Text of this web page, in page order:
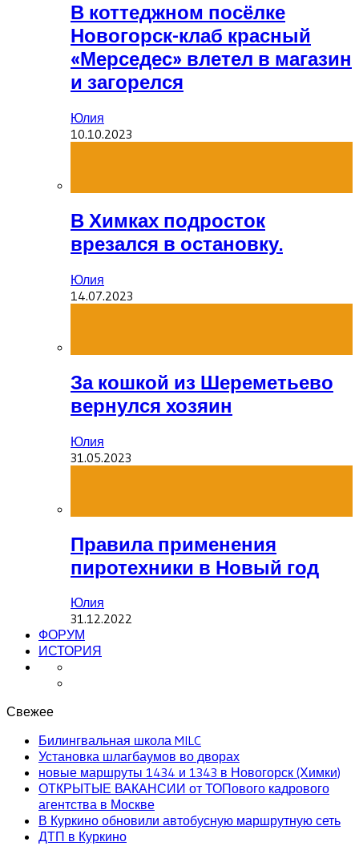
В коттеджном посёлке
Новогорск-клаб красный
«Мерседес» влетел в магазин
и загорелся
Юлия
10.10.2023
В Химках подросток
врезался в остановку.
Юлия
14.07.2023
За кошкой из Шереметьево
вернулся хозяин
Юлия
31.05.2023
Правила применения
пиротехники в Новый год
Юлия
31.12.2022
ФОРУМ
ИСТОРИЯ
Свежее
Билингвальная школа MILC
Установка шлагбаумов во дворах
новые маршруты 1434 и 1343 в Новогорск (Химки)
ОТКРЫТЫЕ ВАКАНСИИ от ТОПового кадрового
агентства в Москве
В Куркино обновили автобусную маршрутную сеть
ДТП в Куркино